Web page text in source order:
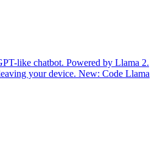
like chatbot. Powered by Llama 2.
your device. New: Code Llama